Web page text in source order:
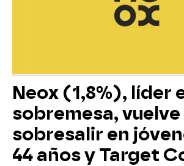
Neox (1,8%), líder
sobremesa, vuelve
sobresalir en
44 años y Target